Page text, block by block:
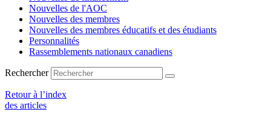
Nouvelles de l'AOC
Nouvelles des membres
Nouvelles des membres éducatifs et des étudiants
Personnalités
Rassemblements nationaux canadiens
Rechercher
Retour à l’index
des articles